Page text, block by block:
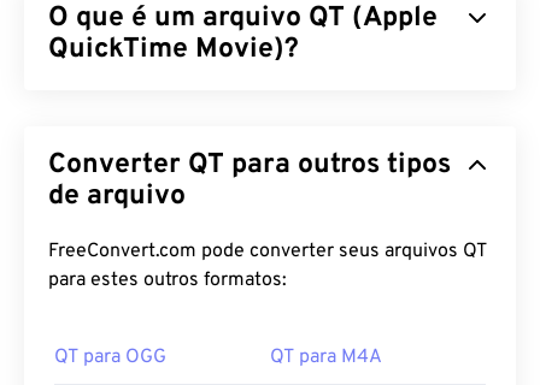
O que é um arquivo QT (Apple
QuickTime Movie)?
filme. É muito semelhante ao MOV, pois é um
contêiner que pode armazenar vários tipos de
virtual (RV). É um formato mais antigo, enquanto o
MOV é mais recente.
Converter QT para outros tipos
de arquivo
FreeConvert.com pode converter seus arquivos QT
para estes outros formatos:
QT para OGG QT para M4A